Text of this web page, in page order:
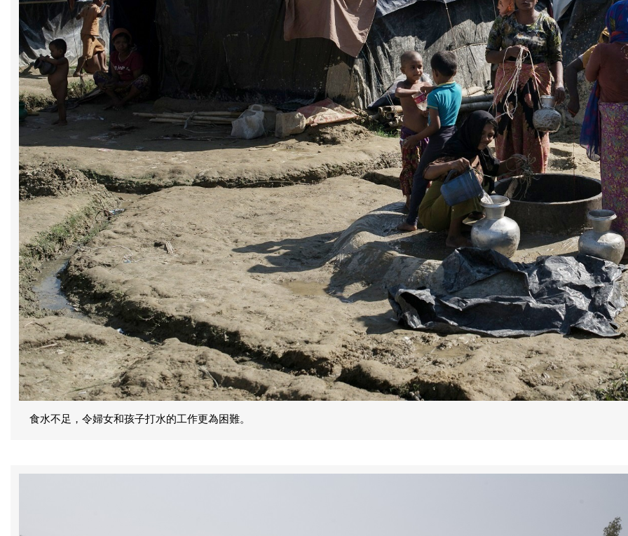
食水不足，令婦女和孩子打水的工作更為困難。